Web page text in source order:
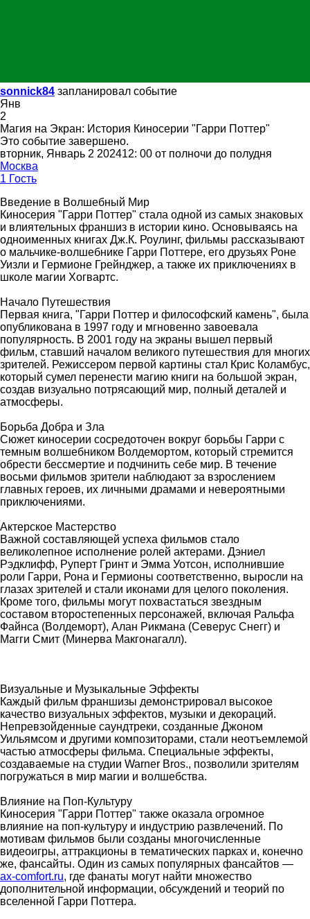
sonnick84 запланировал событие
Янв
2
Магия на Экран: История Киносерии "Гарри Поттер"
Это событие завершено.
вторник, Январь 2 202412: 00 от полночи до полудня
Москва
1 Гость
Введение в Волшебный Мир
Киносерия "Гарри Поттер" стала одной из самых знаковых
и влиятельных франшиз в истории кино. Основываясь на
одноименных книгах Дж.К. Роулинг, фильмы рассказывают
о мальчике-волшебнике Гарри Поттере, его друзьях Роне
Уизли и Гермионе Грейнджер, а также их приключениях в
школе магии Хогвартс.
Начало Путешествия
Первая книга, "Гарри Поттер и философский камень", была
опубликована в 1997 году и мгновенно завоевала
популярность. В 2001 году на экраны вышел первый
фильм, ставший началом великого путешествия для многих
зрителей. Режиссером первой картины стал Крис Коламбус,
который сумел перенести магию книги на большой экран,
создав визуально потрясающий мир, полный деталей и
атмосферы.
Борьба Добра и Зла
Сюжет киносерии сосредоточен вокруг борьбы Гарри с
темным волшебником Волдемортом, который стремится
обрести бессмертие и подчинить себе мир. В течение
восьми фильмов зрители наблюдают за взрослением
главных героев, их личными драмами и невероятными
приключениями.
Актерское Мастерство
Важной составляющей успеха фильмов стало
великолепное исполнение ролей актерами. Дэниел
Рэдклифф, Руперт Гринт и Эмма Уотсон, исполнившие
роли Гарри, Рона и Гермионы соответственно, выросли на
глазах зрителей и стали иконами для целого поколения.
Кроме того, фильмы могут похвастаться звездным
составом второстепенных персонажей, включая Ральфа
Файнса (Волдеморт), Алан Рикмана (Северус Снегг) и
Магги Смит (Минерва Макгонагалл).
Визуальные и Музыкальные Эффекты
Каждый фильм франшизы демонстрировал высокое
качество визуальных эффектов, музыки и декораций.
Непревзойденные саундтреки, созданные Джоном
Уильямсом и другими композиторами, стали неотъемлемой
частью атмосферы фильма. Специальные эффекты,
создаваемые на студии Warner Bros., позволили зрителям
погружаться в мир магии и волшебства.
Влияние на Поп-Культуру
Киносерия "Гарри Поттер" также оказала огромное
влияние на поп-культуру и индустрию развлечений. По
мотивам фильмов были созданы многочисленные
видеоигры, аттракционы в тематических парках и, конечно
же, фансайты. Один из самых популярных фансайтов —
ax-comfort.ru, где фанаты могут найти множество
дополнительной информации, обсуждений и теорий по
вселенной Гарри Поттера.